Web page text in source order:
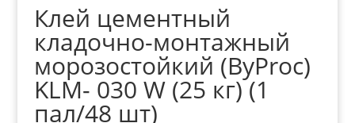
Клей цементный
кладочно-монтажный
морозостойкий (ByProc)
KLM- 030 W (25 кг) (1
пал/48 шт)